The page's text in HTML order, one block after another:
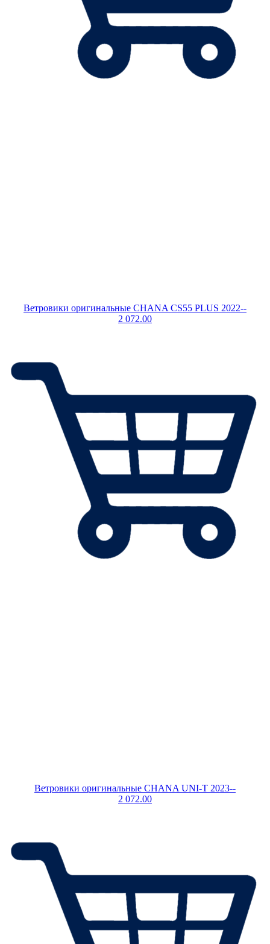
Ветровики оригинальные CHANA CS55 PLUS 2022--
2 072.00
Ветровики оригинальные CHANA UNI-T 2023--
2 072.00